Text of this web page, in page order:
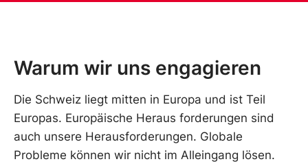
Warum wir uns engagieren
Die Schweiz liegt mitten in Europa und ist Teil
Europas. Europäische Heraus forderungen sind
auch unsere Herausforderungen. Globale
Probleme können wir nicht im Alleingang lösen.